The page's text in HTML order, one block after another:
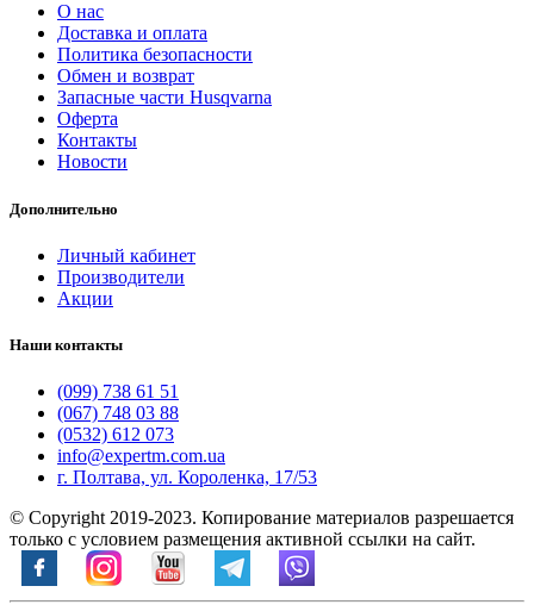
О нас
Доставка и оплата
Политика безопасности
Обмен и возврат
Запасные части Husqvarna
Оферта
Контакты
Новости
Дополнительно
Личный кабинет
Производители
Акции
Наши контакты
(099) 738 61 51
(067) 748 03 88
(0532) 612 073
info@expertm.com.ua
г. Полтава, ул. Короленка, 17/53
© Copyright 2019-2023. Копирование материалов разрешается
только с условием размещения активной ссылки на сайт.